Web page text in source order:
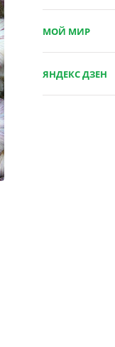
МОЙ МИР
ЯНДЕКС ДЗЕН